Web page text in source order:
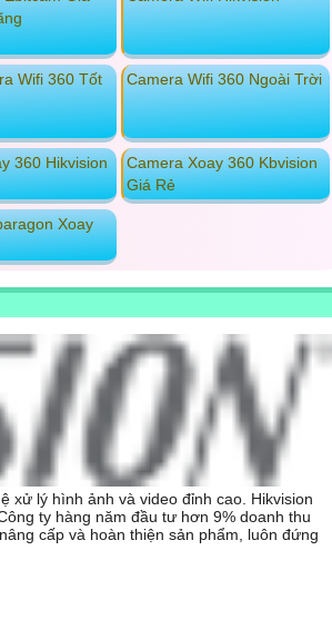
Wifi 360 Tốt Camera Wifi 360 Ngoài Trời
360 Hikvision
Camera Xoay 360 Kbvision
Giá Rẻ
Xoay
xử lý hình ảnh và video đỉnh cao. Hikvision
ty hàng năm đầu tư hơn 9% doanh thu
cấp và hoàn thiện sản phẩm, luôn đứng